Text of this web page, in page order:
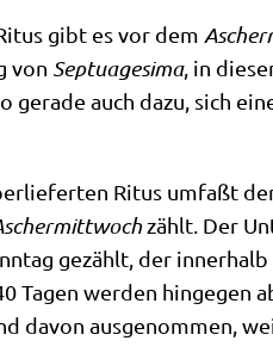
gibt es vor dem
von Sep­tuage­si­ma, in
gera­de auch dazu, sich
Ritus umfaßt
zählt. Der
gezählt, der
Tagen wer­den
davon aus­ge­nom­men,